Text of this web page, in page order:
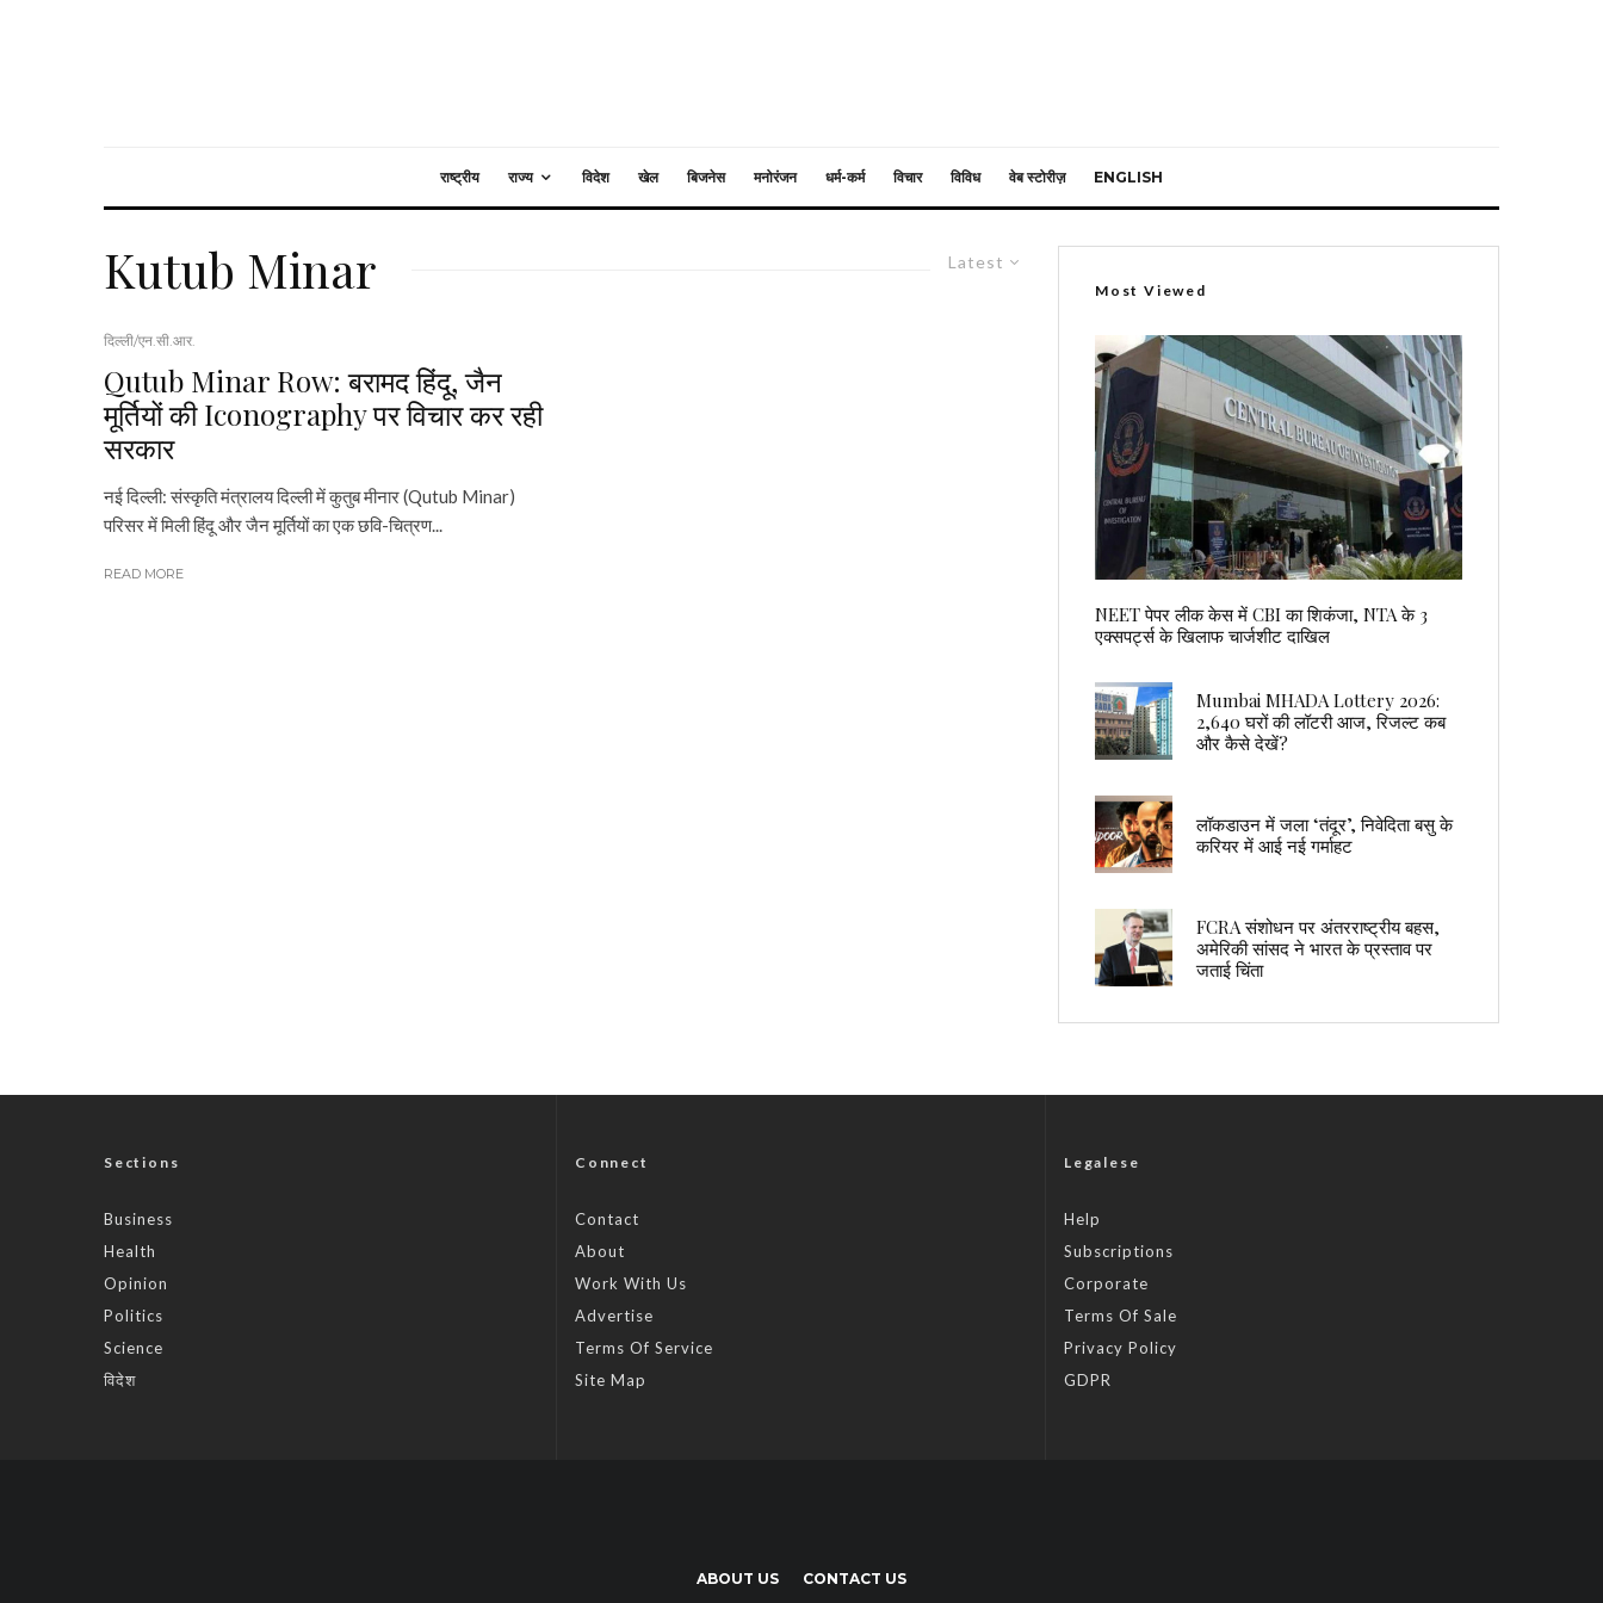
राष्ट्रीय राज्य विदेश खेल बिजनेस मनोरंजन धर्म-कर्म विचार विविध वेब स्टोरीज़ ENGLISH
Latest
Kutub Minar
दिल्ली/एन.सी.आर.
Qutub Minar Row: बरामद हिंदू, जैन
मूर्तियों की Iconography पर विचार कर रही
सरकार
नई दिल्ली: संस्कृति मंत्रालय दिल्ली में कुतुब मीनार (Qutub Minar)
परिसर में मिली हिंदू और जैन मूर्तियों का एक छवि-चित्रण...
READ MORE
Most Viewed
NEET पेपर लीक केस में CBI का शिकंजा, NTA के 3
एक्सपर्ट्स के खिलाफ चार्जशीट दाखिल
Mumbai MHADA Lottery 2026:
2,640 घरों की लॉटरी आज, रिजल्ट कब
और कैसे देखें?
लॉकडाउन में जला ‘तंदूर’, निवेदिता बसु के
करियर में आई नई गर्माहट
FCRA संशोधन पर अंतरराष्ट्रीय बहस,
अमेरिकी सांसद ने भारत के प्रस्ताव पर
जताई चिंता
Sections
Business
Health
Opinion
Politics
Science
विदेश
Connect
Contact
About
Work With Us
Advertise
Terms Of Service
Site Map
Legalese
Help
Subscriptions
Corporate
Terms Of Sale
Privacy Policy
GDPR
ABOUT US CONTACT US